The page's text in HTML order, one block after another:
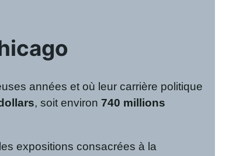
années et où leur carrière politique
, soit environ740 millions
expositions consacrées à la